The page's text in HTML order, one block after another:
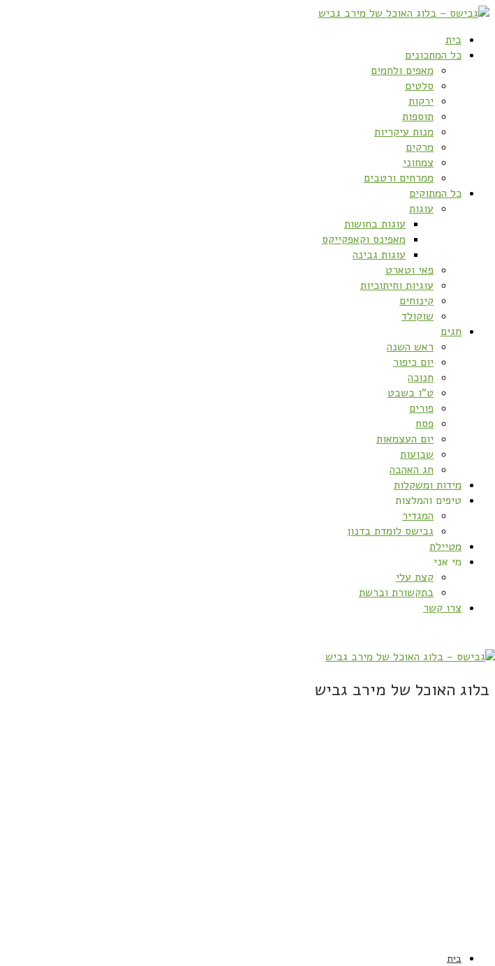
בית
כל המתכונים
מאפים ולחמים
סלטים
ירקות
תוספות
מנות עיקריות
מרקים
צמחוני
ממרחים ורטבים
כל המתוקים
עוגות
עוגות בחושות
מאפינס וקאפקייקס
עוגות גבינה
פאי וטארט
עוגיות וחיתוכיות
קינוחים
שוקולד
חגים
ראש השנה
יום כיפור
חנוכה
ט”ו בשבט
פורים
פסח
יום העצמאות
שבועות
חג האהבה
מידות ומשקלות
טיפים והמלצות
המגדיר
גבישס לומדת בדנון
מטיילת
מי אני
קצת עלי
בתקשורת וברשת
צרו קשר
בלוג האוכל של מירב גביש
בית